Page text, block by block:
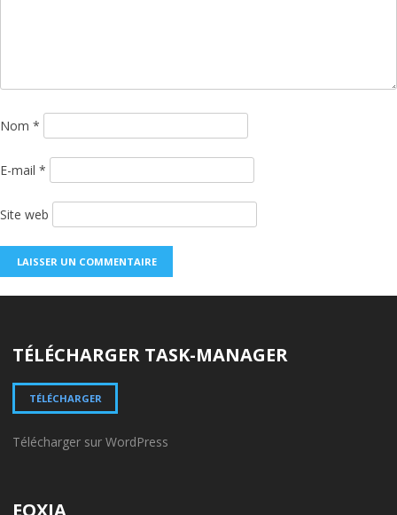
Nom *
E-mail *
Site web
TÉLÉCHARGER TASK-MANAGER
TÉLÉCHARGER
Télécharger sur WordPress
EOXIA